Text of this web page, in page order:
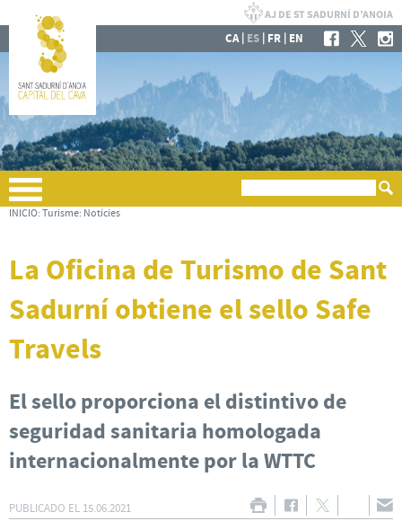
CA| ES | FR | EN
INICIO: Turisme: Notícies
La Oficina de Turismo de Sant
Sadurní obtiene el sello Safe
Travels
El sello proporciona el distintivo de
seguridad sanitaria homologada
internacionalmente por la WTTC
PUBLICADO EL 15.06.2021